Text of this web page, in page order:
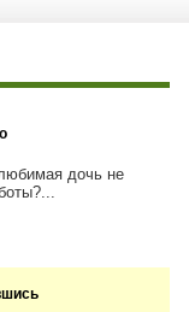
дочь не